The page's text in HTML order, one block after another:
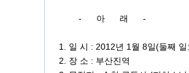
- 아 래 -
1. 일 시 : 2012년 1월 8일(둘째
2. 장 소 : 부산진역